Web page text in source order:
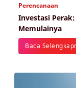
Perencanaan
Investasi
Memulainya
Baca